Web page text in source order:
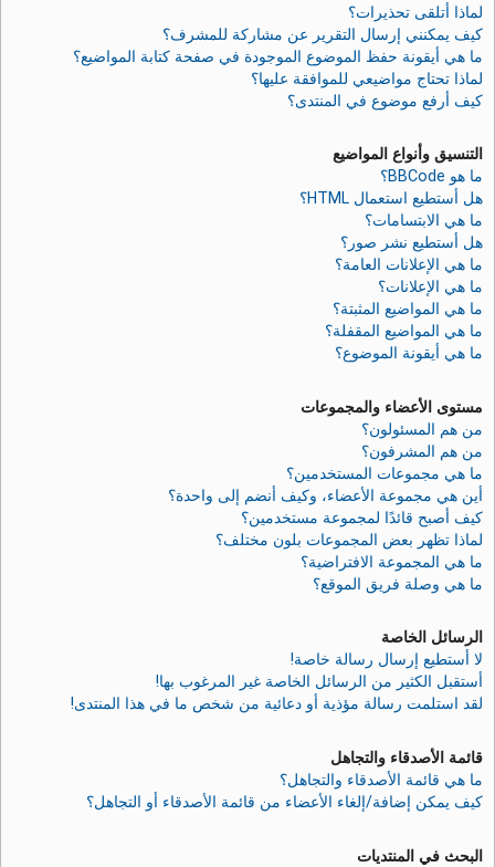
لماذا أتلقى تحذيرات؟
كيف يمكنني إرسال التقرير عن مشاركة للمشرف؟
ما هي أيقونة حفظ الموضوع الموجودة في صفحة كتابة المواضيع؟
لماذا تحتاج مواضيعي للموافقة عليها؟
كيف أرفع موضوع في المنتدى؟
التنسيق وأنواع المواضيع
ما هو BBCode؟
هل أستطيع استعمال HTML؟
ما هي الابتسامات؟
هل أستطيع نشر صور؟
ما هي الإعلانات العامة؟
ما هي الإعلانات؟
ما هي المواضيع المثبتة؟
ما هي المواضيع المقفلة؟
ما هي أيقونة الموضوع؟
مستوى الأعضاء والمجموعات
من هم المسئولون؟
من هم المشرفون؟
ما هي مجموعات المستخدمين؟
أين هي مجموعة الأعضاء، وكيف أنضم إلى واحدة؟
كيف أصبح قائدًا لمجموعة مستخدمين؟
لماذا تظهر بعض المجموعات بلون مختلف؟
ما هي المجموعة الافتراضية؟
ما هي وصلة فريق الموقع؟
الرسائل الخاصة
لا أستطيع إرسال رسالة خاصة!
أستقبل الكثير من الرسائل الخاصة غير المرغوب بها!
لقد استلمت رسالة مؤذية أو دعائية من شخص ما في هذا المنتدى!
قائمة الأصدقاء والتجاهل
ما هي قائمة الأصدقاء والتجاهل؟
كيف يمكن إضافة/إلغاء الأعضاء من قائمة الأصدقاء أو التجاهل؟
البحث في المنتديات